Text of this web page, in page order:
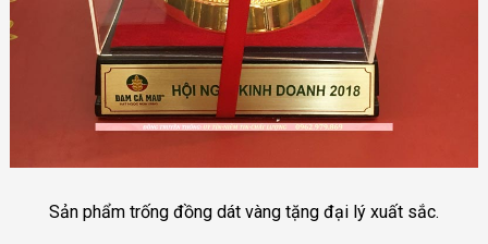
Sản phẩm trống đồng dát vàng tặng đại lý xuất sắc.